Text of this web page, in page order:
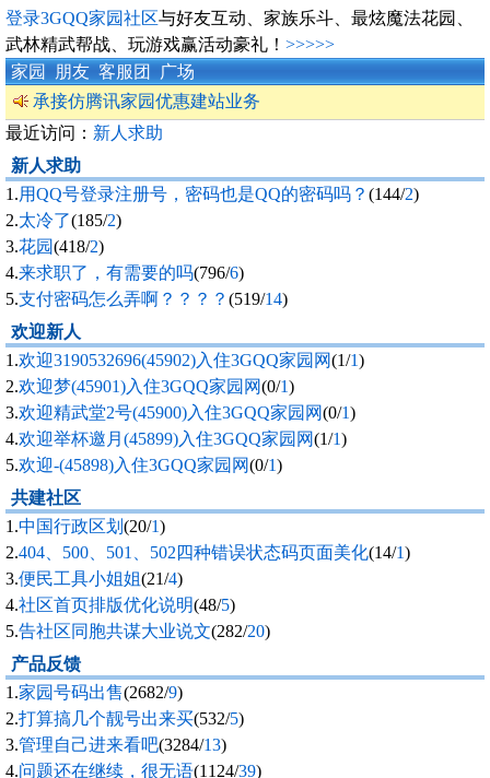
登录3GQQ家园社区与好友互动、家族乐斗、最炫魔法花园、
武林精武帮战、玩游戏赢活动豪礼！ >>>>>
家园
朋友 客服团
广场
承接仿腾讯家园优惠建站业务
最近访问： 新人求助
新人求助
1.用QQ号登录注册号，密码也是QQ的密码吗？ (144/2)
2.太冷了(185/2)
3.花园(418/2)
4.来求职了，有需要的吗(796/6)
5.支付密码怎么弄啊？？？？ (519/14)
欢迎新人
1.欢迎3190532696(45902)入住3GQQ家园网(1/1)
2.欢迎梦(45901)入住3GQQ家园网(0/1)
3.欢迎精武堂2号(45900)入住3GQQ家园网(0/1)
4.欢迎举杯邀月(45899)入住3GQQ家园网(1/1)
5.欢迎-(45898)入住3GQQ家园网(0/1)
共建社区
1.中国行政区划 (20/1)
2.404、500、501、502四种错误状态码页面美化(14/1)
3.便民工具小姐姐(21/4)
4.社区首页排版优化说明(48/5)
5.告社区同胞共谋大业说文(282/20)
产品反馈
1.家园号码出售(2682/9)
2.打算搞几个靓号出来买(532/5)
3.管理自己进来看吧(3284/13)
4.问题还在继续，很无语(1124/39)